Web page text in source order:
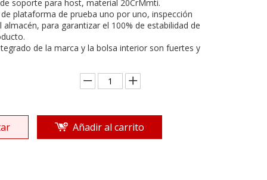
camiones mineros
soporte para host, material 20CrMmti.
plataforma de prueba uno por uno, inspección
almacén, para garantizar el 100% de estabilidad de
de la marca y la bolsa interior son fuertes y
Añadir al carrito